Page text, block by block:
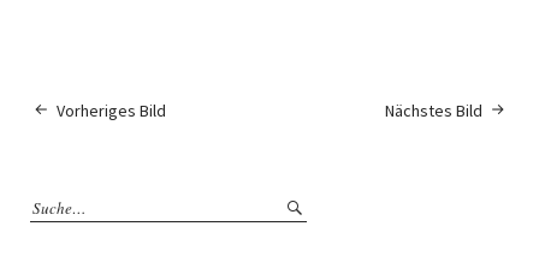
Nächstes Bild
Vorheriges Bild